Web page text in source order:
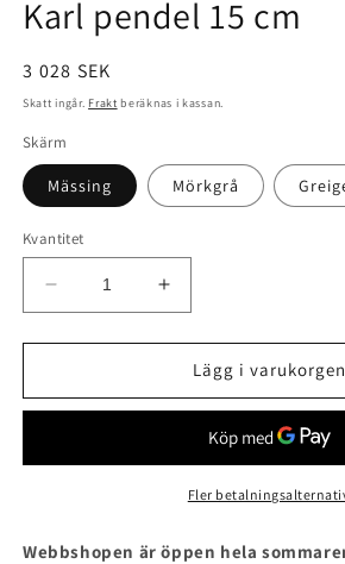
Karl pendel 15 cm
Ordinarie
pris
3 028 SEK
Skatt ingår. Frakt beräknas i kassan.
Skärm
Mässing Mörkgrå
Kvantitet
Minska
kvantitet
för
pendel
Öka
kvantitet
för
Karl
pendel
Lägg i varukorgen
Fler
Webbshopen är öppen hela